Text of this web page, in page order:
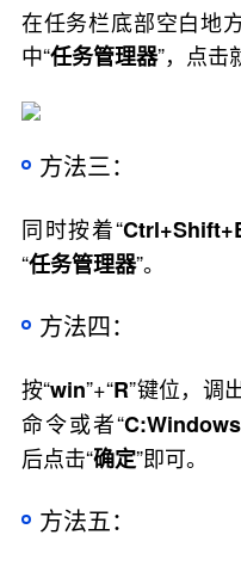
在任务栏底部空白地
中“任务管理器”，点击
方法三：
同时按着“
“任务管理器”。
方法四：
按“win”+“R”键位，调
命令或者“
后点击“确定”即可。
方法五：